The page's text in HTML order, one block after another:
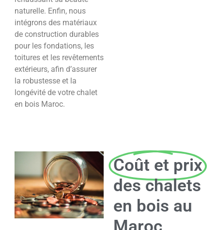
naturelle. Enfin, nous
intégrons des matériaux
de construction durables
pour les fondations, les
toitures et les revêtements
extérieurs, afin d’assurer
la robustesse et la
longévité de votre chalet
en bois Maroc.
Coût et prix
des chalets
en bois au